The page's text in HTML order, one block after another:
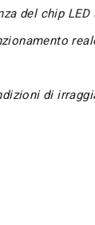
del chip LED
di